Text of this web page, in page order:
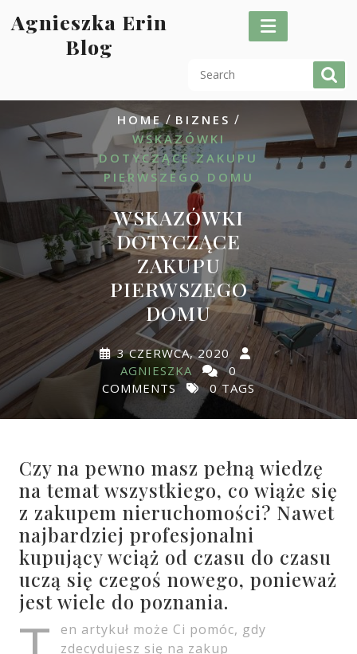
toAgnieszka Erin
Blog
HOME/ BIZNES /
WSKAZÓWKI
DOTYCZĄCE ZAKUPU
PIERWSZEGO DOMU
WSKAZÓWKI
DOTYCZĄCE
ZAKUPU
PIERWSZEGO
DOMU
3 CZERWCA, 2020
AGNIESZKA
0
COMMENTS
0 TAGS
Czy na pewno masz pełną wiedzę
na temat wszystkiego, co wiąże się
z zakupem nieruchomości? Nawet
najbardziej profesjonalni
kupujący wciąż od czasu do czasu
uczą się czegoś nowego, ponieważ
jest wiele do poznania.
en artykuł może Ci pomóc, gdy
zdecydujesz się na zakup